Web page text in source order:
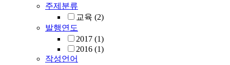
주제분류
교육 (2)
발행연도
2017 (1)
2016 (1)
작성언어